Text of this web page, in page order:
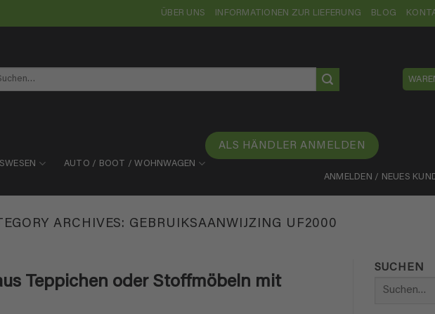
ÜBER UNS INFORMATIONEN ZUR LIEFERUNG BLOG
AUTO / BOOT / WOHNWAGEN
ALS HÄNDLER ANMELDEN
ANMELDEN / NEUES
ARCHIVES: GEBRUIKSAANWIJZING UF2000
Teppichen oder Stoffmöbeln mit
SUCHEN
Suchen